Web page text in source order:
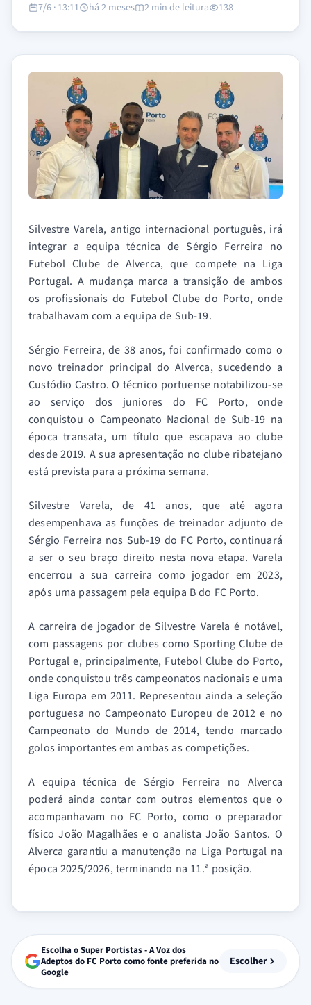
7/6 · 13:11 há 2 meses 2 min de leitura 138
Silvestre Varela, antigo internacional português, irá
integrar a equipa técnica de Sérgio Ferreira no
Futebol Clube de Alverca, que compete na Liga
Portugal. A mudança marca a transição de ambos
os profissionais do Futebol Clube do Porto, onde
trabalhavam com a equipa de Sub-19.
Sérgio Ferreira, de 38 anos, foi confirmado como o
novo treinador principal do Alverca, sucedendo a
Custódio Castro. O técnico portuense notabilizou-se
ao serviço dos juniores do FC Porto, onde
conquistou o Campeonato Nacional de Sub-19 na
época transata, um título que escapava ao clube
desde 2019. A sua apresentação no clube ribatejano
está prevista para a próxima semana.
Silvestre Varela, de 41 anos, que até agora
desempenhava as funções de treinador adjunto de
Sérgio Ferreira nos Sub-19 do FC Porto, continuará
a ser o seu braço direito nesta nova etapa. Varela
encerrou a sua carreira como jogador em 2023,
após uma passagem pela equipa B do FC Porto.
A carreira de jogador de Silvestre Varela é notável,
com passagens por clubes como Sporting Clube de
Portugal e, principalmente, Futebol Clube do Porto,
onde conquistou três campeonatos nacionais e uma
Liga Europa em 2011. Representou ainda a seleção
portuguesa no Campeonato Europeu de 2012 e no
Campeonato do Mundo de 2014, tendo marcado
golos importantes em ambas as competições.
A equipa técnica de Sérgio Ferreira no Alverca
poderá ainda contar com outros elementos que o
acompanhavam no FC Porto, como o preparador
físico João Magalhães e o analista João Santos. O
Alverca garantiu a manutenção na Liga Portugal na
época 2025/2026, terminando na 11.ª posição.
Escolha o Super Portistas - A Voz dos
Adeptos do FC Porto como fonte preferida no
Google
Escolher